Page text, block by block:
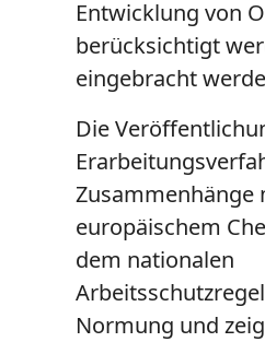
Entwicklung von
berücksichtigt
eingebracht
Die
Zusammenhänge
europäischem
dem nationalen
Normung und